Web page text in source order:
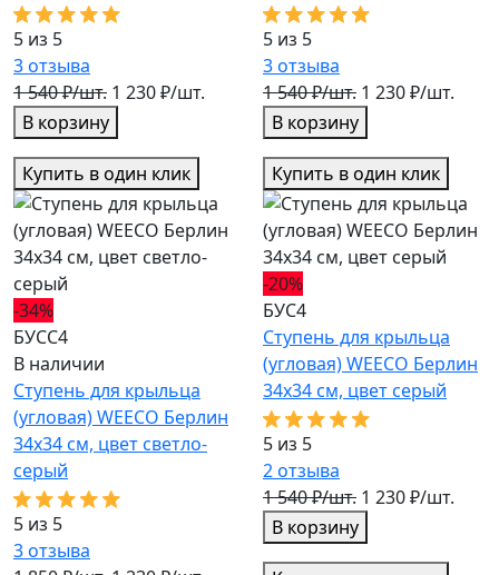
5 из 5
3отзыва
1 540 ₽/шт. 1 230 ₽/шт.
В корзину
Купить в один клик
5 из 5
3отзыва
1 540 ₽/шт. 1 230 ₽/шт.
В корзину
Купить в один клик
-34%
БУСС4
В наличии
Ступень для крыльца
(угловая) WEECO Берлин
34х34 см, цвет светло-
серый
5 из 5
3отзыва
-20%
БУС4
Ступень для крыльца
(угловая) WEECO Берлин
34х34 см, цвет серый
5 из 5
2отзыва
1 540 ₽/шт. 1 230 ₽/шт.
В корзину